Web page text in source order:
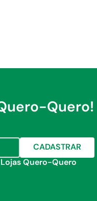
Quero!
CADASTRAR
Quero-Quero